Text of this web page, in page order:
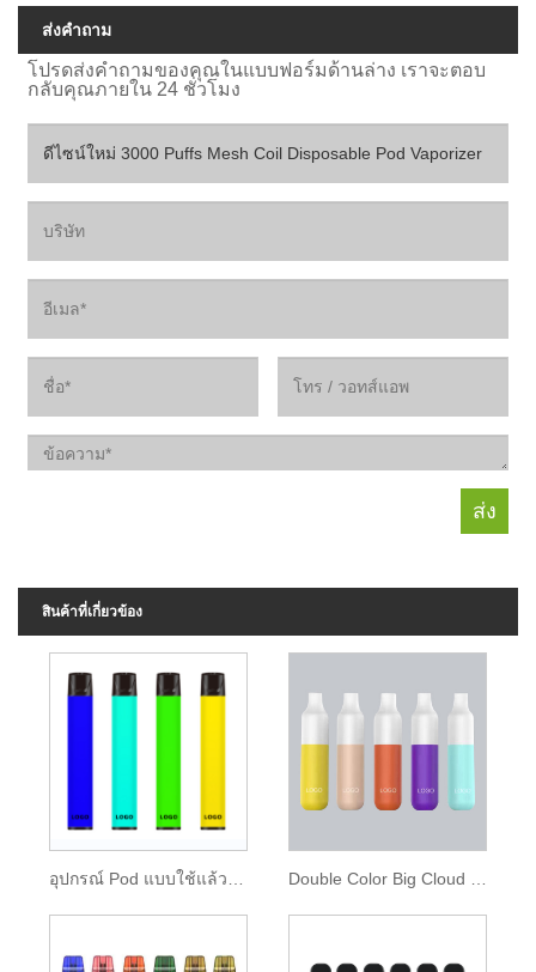
ส่งคำถาม
โปรดส่งคำถามของคุณในแบบฟอร์มด้านล่าง เราจะตอบ
กลับคุณภายใน 24 ชั่วโมง
สินค้าที่เกี่ยวข้อง
อุปกรณ์ Pod แบบใช้แล้วทิ้ง 850mAh แบตเตอรี่ 1600 พัฟ Double Color Big Cloud Disposable Vape 2000 พัฟ